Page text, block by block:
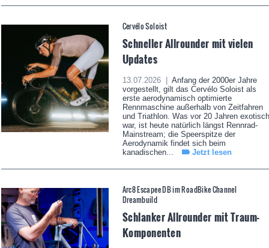
Cervélo Soloist
Schneller Allrounder mit vielen
Updates
13.07.2026 |
Anfang der 2000er Jahre
vorgestellt, gilt das Cervélo Soloist als
erste aerodynamisch optimierte
Rennmaschine außerhalb von Zeitfahren
und Triathlon. Was vor 20 Jahren exotisch
war, ist heute natürlich längst Rennrad-
Mainstream; die Speerspitze der
Aerodynamik findet sich beim
kanadischen...
Jetzt lesen
Arc8 Escapee DB im RoadBike Channel
Dreambuild
Schlanker Allrounder mit Traum-
Komponenten